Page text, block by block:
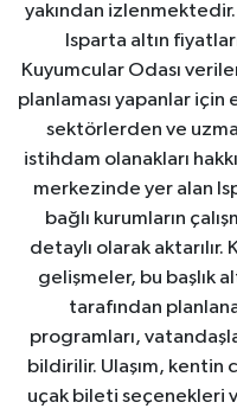
yakından izlenmektedir.
Isparta altın
Kuyumcular Odası
planlaması yapanlar için
sektörlerden ve
istihdam olanakları
merkezinde yer alan
bağlı kurumların
detaylı olarak
gelişmeler, bu başlık
tarafından
programları,
bildirilir. Ulaşım, kentin
uçak bileti seçenekleri